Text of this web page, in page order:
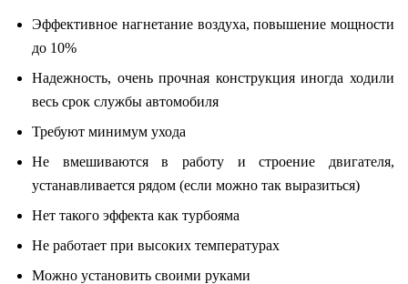
Эффективное нагнетание воздуха, повышение мощности
до 10%
Надежность, очень прочная конструкция иногда ходили
весь срок службы автомобиля
Требуют минимум ухода
Не вмешиваются в работу и строение двигателя,
устанавливается рядом (если можно так выразиться)
Нет такого эффекта как турбояма
Не работает при высоких температурах
Можно установить своими руками